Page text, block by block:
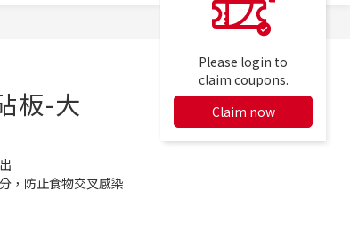
Please login to
claim coupons.
Claim now
板-大
，防止食物交叉感染